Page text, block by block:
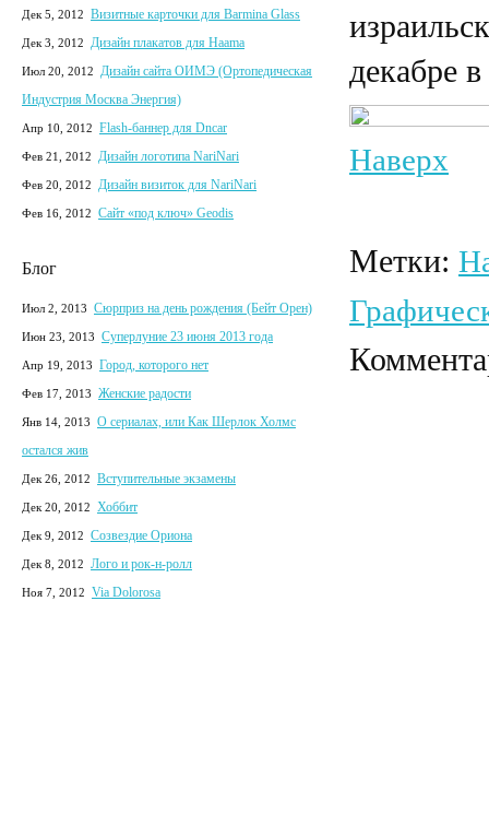
Дек 5, 2012 Визитные карточки для Barmina Glass
Дек 3, 2012 Дизайн плакатов для Haama
Июл 20, 2012 Дизайн сайта ОИМЭ (Ортопедическая
Индустрия Москва Энергия)
Апр 10, 2012 Flash-баннер для Dncar
Фев 21, 2012 Дизайн логотипа NariNari
Фев 20, 2012 Дизайн визиток для NariNari
Фев 16, 2012 Сайт «под ключ» Geodis
Блог
Июл 2, 2013 Сюрприз на день рождения (Бейт Орен)
Июн 23, 2013 Суперлуние 23 июня 2013 года
Апр 19, 2013 Город, которого нет
Фев 17, 2013 Женские радости
Янв 14, 2013 О сериалах, или Как Шерлок Холмс
остался жив
Дек 26, 2012 Вступительные экзамены
Дек 20, 2012 Хоббит
Дек 9, 2012 Созвездие Ориона
Дек 8, 2012 Лого и рок-н-ролл
Ноя 7, 2012 Via Dolorosa
декабре
Наверх
Метки: